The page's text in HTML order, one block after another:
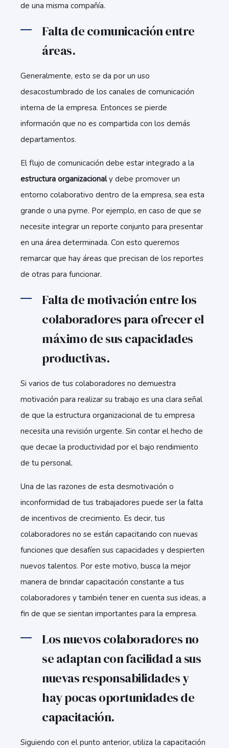
de una misma compañía.
Falta de comunicación entre
áreas.
Generalmente, esto se da por un uso
desacostumbrado de los canales de comunicación
interna de la empresa. Entonces se pierde
información que no es compartida con los demás
departamentos.
El flujo de comunicación debe estar integrado a la
estructura organizacionaly debe promover un
entorno colaborativo dentro de la empresa, sea esta
grande o una pyme. Por ejemplo, en caso de que se
necesite integrar un reporte conjunto para presentar
en una área determinada. Con esto queremos
remarcar que hay áreas que precisan de los reportes
de otras para funcionar.
Falta de motivación entre los
colaboradores para ofrecer el
máximo de sus capacidades
productivas.
Si varios de tus colaboradores no demuestra
motivación para realizar su trabajo es una clara señal
de que la estructura organizacional de tu empresa
necesita una revisión urgente. Sin contar el hecho de
que decae la productividad por el bajo rendimiento
de tu personal.
Una de las razones de esta desmotivación o
inconformidad de tus trabajadores puede ser la falta
de incentivos de crecimiento. Es decir, tus
colaboradores no se están capacitando con nuevas
funciones que desafíen sus capacidades y despierten
nuevos talentos. Por este motivo, busca la mejor
manera de brindar capacitación constante a tus
colaboradores y también tener en cuenta sus ideas, a
fin de que se sientan importantes para la empresa.
Los nuevos colaboradores no
se adaptan con facilidad a sus
nuevas responsabilidades y
hay pocas oportunidades de
capacitación.
Siguiendo con el punto anterior, utiliza la capacitación